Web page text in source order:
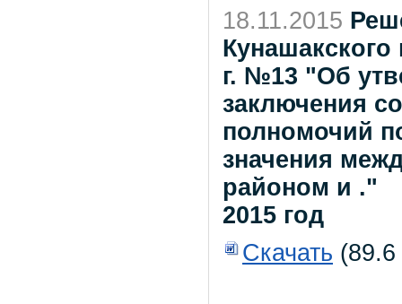
18.11.2015
Кунашакского
г. №13 "Об
заключения
полномочий
значения
районом и ."
2015 год
Скачать